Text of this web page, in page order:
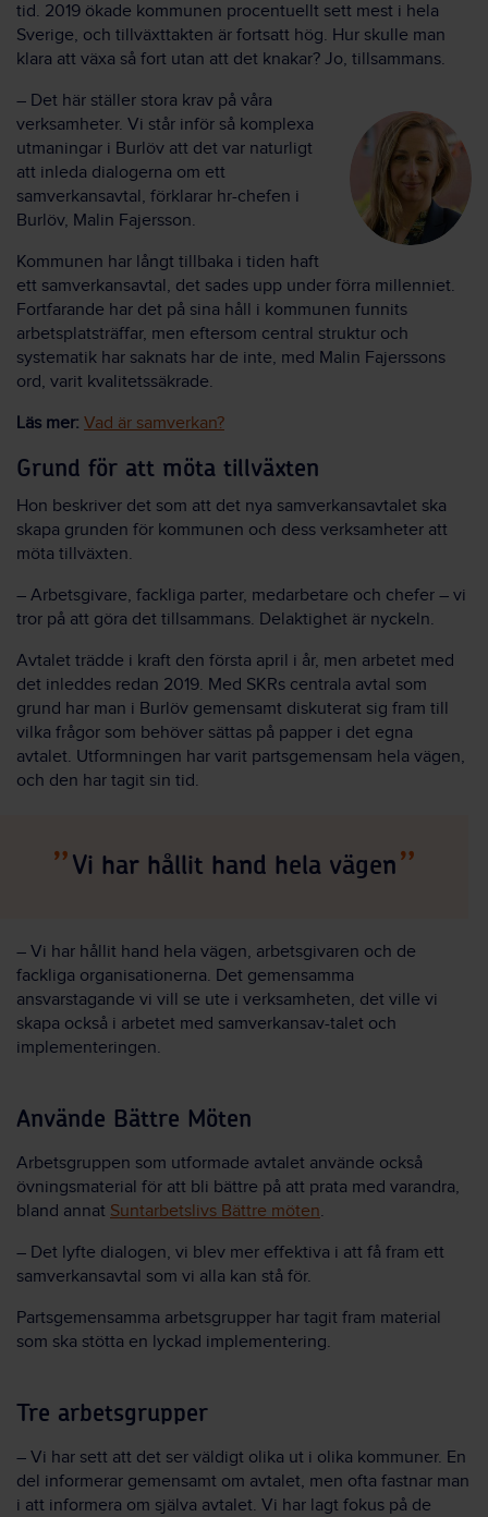
tid. 2019 ökade kommunen procentuellt sett mest i hela
Sverige, och tillväxttakten är fortsatt hög. Hur skulle man
klara att växa så fort utan att det knakar? Jo, tillsammans.
– Det här ställer stora krav på våra
verksamheter. Vi står inför så komplexa
utmaningar i Burlöv att det var naturligt
att inleda dialogerna om ett
samverkansavtal, förklarar hr-chefen i
Burlöv, Malin Fajersson.
Kommunen har långt tillbaka i tiden haft
ett samverkansavtal, det sades upp under förra millenniet.
Fortfarande har det på sina håll i kommunen funnits
arbetsplatsträffar, men eftersom central struktur och
systematik har saknats har de inte, med Malin Fajerssons
ord, varit kvalitetssäkrade.
Läs mer: Vad är samverkan?
Grund för att möta tillväxten
Hon beskriver det som att det nya samverkansavtalet ska
skapa grunden för kommunen och dess verksamheter att
möta tillväxten.
– Arbetsgivare, fackliga parter, medarbetare och chefer – vi
tror på att göra det tillsammans. Delaktighet är nyckeln.
Avtalet trädde i kraft den första april i år, men arbetet med
det inleddes redan 2019. Med SKRs centrala avtal som
grund har man i Burlöv gemensamt diskuterat sig fram till
vilka frågor som behöver sättas på papper i det egna
avtalet. Utformningen har varit partsgemensam hela vägen,
och den har tagit sin tid.
Vi har hållit hand hela vägen
– Vi har hållit hand hela vägen, arbetsgivaren och de
fackliga organisationerna. Det gemensamma
ansvarstagande vi vill se ute i verksamheten, det ville vi
skapa också i arbetet med samverkansav-talet och
implementeringen.
Använde Bättre Möten
Arbetsgruppen som utformade avtalet använde också
övningsmaterial för att bli bättre på att prata med varandra,
bland annat Suntarbetslivs Bättre möten.
– Det lyfte dialogen, vi blev mer effektiva i att få fram ett
samverkansavtal som vi alla kan stå för.
Partsgemensamma arbetsgrupper har tagit fram material
som ska stötta en lyckad implementering.
Tre arbetsgrupper
– Vi har sett att det ser väldigt olika ut i olika kommuner. En
del informerar gemensamt om avtalet, men ofta fastnar man
i att informera om själva avtalet. Vi har lagt fokus på de